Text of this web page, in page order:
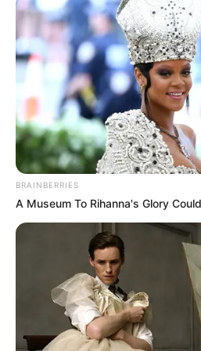
Email address:
BRAINBERRIES
A Museum To Rihanna's Glory